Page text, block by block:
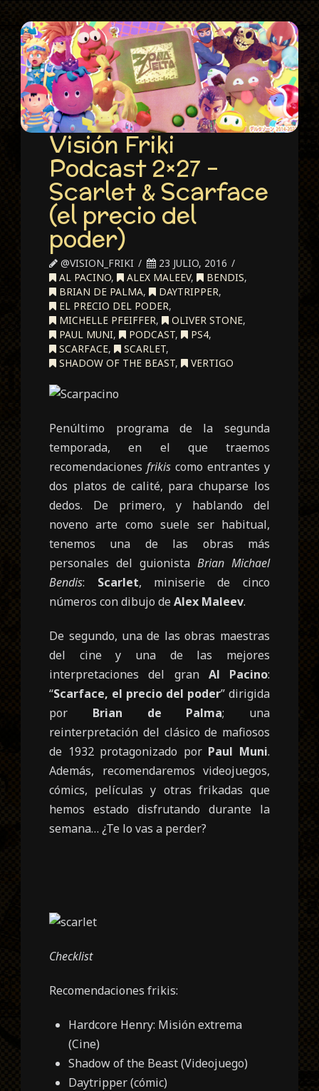
Visión Friki
Podcast 2×27 –
Scarlet & Scarface
(el precio del
poder)
@VISION_FRIKI
23 JULIO, 2016
AL PACINO, ALEX MALEEV, BENDIS,
BRIAN DE PALMA, DAYTRIPPER,
EL PRECIO DEL PODER,
MICHELLE PFEIFFER, OLIVER STONE,
PAUL MUNI, PODCAST, PS4,
SCARFACE, SCARLET,
SHADOW OF THE BEAST, VERTIGO
Penúltimo programa de la segunda
temporada, en el que traemos
recomendacionesfrikis como entrantes y
dos platos de calité, para chuparse los
dedos. De primero, y hablando del
noveno arte como suele ser habitual,
tenemos una de las obras más
personales del guionista Brian Michael
Bendis: Scarlet, miniserie de cinco
números con dibujo deAlex Maleev.
De segundo, una de las obras maestras
del cine y una de las mejores
interpretaciones del gran Al Pacino:
“Scarface, el precio del poder” dirigida
por Brian de Palma; una
reinterpretación del clásico de mafiosos
de 1932 protagonizado por Paul Muni.
Además, recomendaremos videojuegos,
cómics, películas y otras frikadas que
hemos estado disfrutando durante la
semana… ¿Te lo vas a perder?
Checklist
Recomendaciones frikis:
Hardcore Henry: Misión extrema
(Cine)
Shadow of the Beast (Videojuego)
Daytripper (cómic)